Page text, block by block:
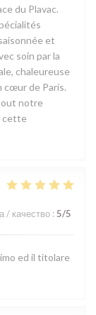
du Plavac.
et
soin par la
chaleureuse
cœur de Paris.
notre
cette
/ качество : 5/5
ed il titolare